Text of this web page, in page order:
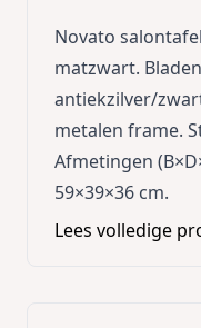
Novato
matzwart.
antiekzilver/
metalen frame.
Afmetingen
59×39×36 cm.
Lees volledige